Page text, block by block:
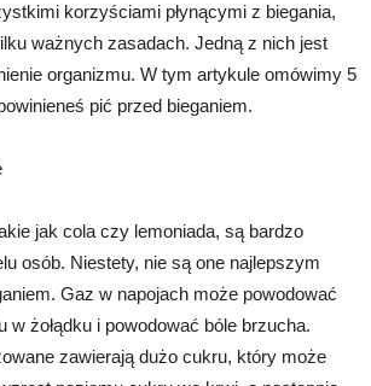
korzyściami płynącymi z biegania,
ważnych zasadach. Jedną z nich jest
organizmu. W tym artykule omówimy 5
pić przed bieganiem.
jak cola czy lemoniada, są bardzo
osób. Niestety, nie są one najlepszym
Gaz w napojach może powodować
w żołądku i powodować bóle brzucha.
zawierają dużo cukru, który może